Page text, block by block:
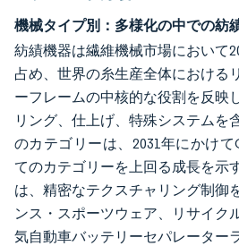
機械タイプ別：多様化の中での紡
紡績機器は繊維機械市場において
占め、世界の糸生産全体における
ーフレームの中核的な役割を反映
リング、仕上げ、特殊システムを
のカテゴリーは、2031年にかけて
てのカテゴリーを上回る成長を示
は、精密なテクスチャリング制御
ンス・スポーツウェア、リサイク
気自動車バッテリーセパレーター